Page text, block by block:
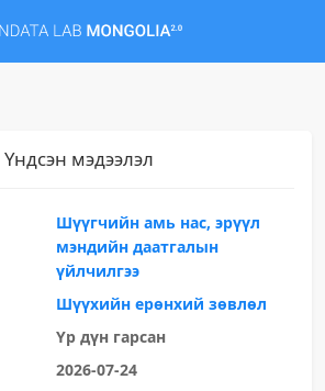
Үндсэн мэдээлэл
Шүүгчийн амь нас, эрүүл
мэндийн даатгалын
үйлчилгээ
Шүүхийн ерөнхий зөвлөл
Үр дүн гарсан
2026-07-24